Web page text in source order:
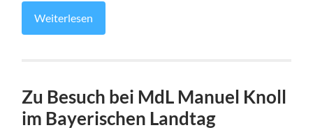
Weiterlesen
Zu Besuch bei MdL Manuel Knoll
im Bayerischen Landtag